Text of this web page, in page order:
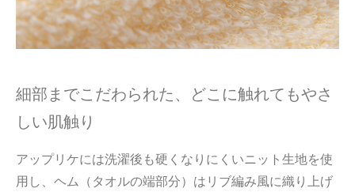
細部までこだわられた、どこに触れてもやさ
しい肌触り
アップリケには洗濯後も硬くなりにくいニット生地を使
用し、ヘム（タオルの端部分）はリブ編み風に織り上げ